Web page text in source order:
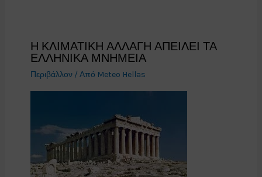
Η ΚΛΙΜΑΤΙΚΗ ΑΛΛΑΓΗ ΑΠΕΙΛΕΙ ΤΑ
ΕΛΛΗΝΙΚΑ ΜΝΗΜΕΙΑ
Περιβάλλον/ Από Meteo Hellas